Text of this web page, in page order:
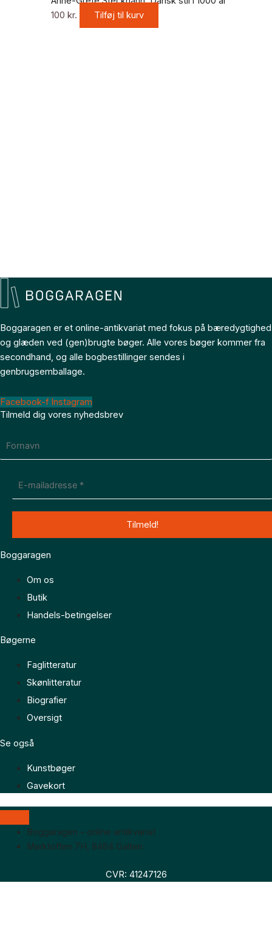
100 kr. Tilføj til kurv
Boggaragen er et online-antikvariat med fokus på bæredygtighed
og glæden ved (gen)brugte bøger. Alle vores bøger kommer fra
secondhand, og alle bogbestillinger sendes i
genbrugsemballage.
Facebook-f Instagram
Tilmeld dig vores nyhedsbrev
Boggaragen
Om os
Butik
Handels-betingelser
Bøgerne
Faglitteratur
Skønlitteratur
Biografier
Oversigt
Se også
Kunstbøger
Gavekort
Boggaragen – online antikvariat
Marktoften 7H, 8464 Galten
CVR: 41247126